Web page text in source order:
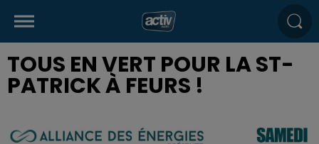
TOUS EN VERT POUR LA ST-
PATRICK À FEURS !